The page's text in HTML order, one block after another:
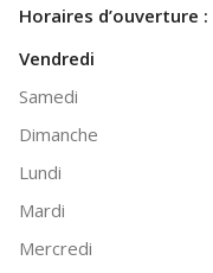
Horaires d’ouverture :
Vendredi
Samedi
Dimanche
Lundi
Mardi
Mercredi